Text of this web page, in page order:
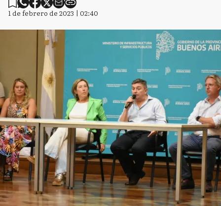
1 de febrero de 2023 | 02:40